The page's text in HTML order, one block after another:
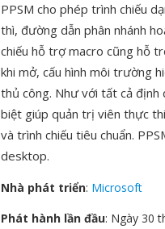
PPSM cho phép trình chiếu
thì, đường dẫn phân nhánh
chiếu hỗ trợ macro cũng hỗ
khi mở, cấu hình môi trường
thủ công. Như với tất cả định
biệt giúp quản trị viên thực
và trình chiếu tiêu chuẩn.
desktop.
Nhà phát triển: Microsoft
Phát hành lần đầu: Ngày 30